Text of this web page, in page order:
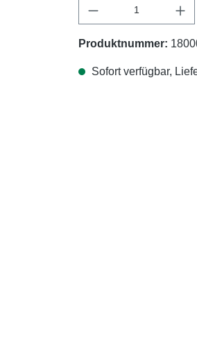
Produktnummer:
Sofort verfügbar,